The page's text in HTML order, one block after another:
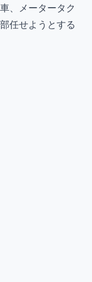
、メータータク
任せようとする